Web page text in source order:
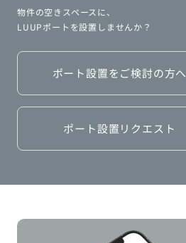
物件の空きスペースに、
LUUPポートを設置しませんか？
ポート設置をご検討の方へ
ポート設置リクエスト